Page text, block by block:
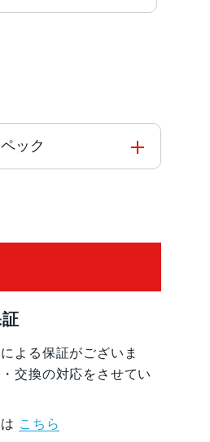
ック
よる保証がございま
交換の対応をさせてい
こちら